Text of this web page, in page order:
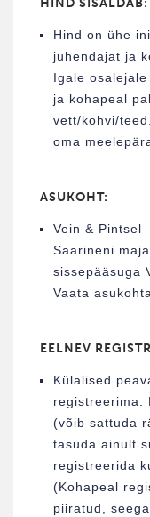
HIND SISALDAB:
Hind on ühe
juhendajat ja
Igale
ja kohapeal
vett/kohvi/
oma
ASUKOHT:
Vein & Pintsel
Saarineni
sissepääsuga
Vaata
EELNEV
Külalised
registreerima.
(võib sattuda
tasuda ainult
registreerida
(Kohapeal
piiratud,